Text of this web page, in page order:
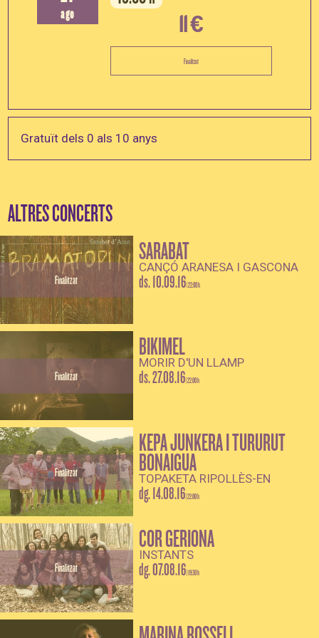
ago
11 €
Finalitzat
Gratuït dels 0 als 10 anys
ALTRES CONCERTS
Finalitzat
SARABAT
CANÇÓ ARANESA I GASCONA
ds. 10.09.16| 22:00 h
Finalitzat
BIKIMEL
MORIR D'UN LLAMP
ds. 27.08.16| 22:00 h
Finalitzat
KEPA JUNKERA I TURURUT
BONAIGUA
TOPAKETA RIPOLLÈS-EN
dg. 14.08.16| 22:00 h
Finalitzat
COR GERIONA
INSTANTS
dg. 07.08.16| 19:30 h